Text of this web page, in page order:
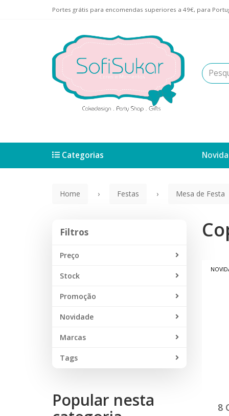
Portes grátis para encomendas superiores a 49€, para
Categorias
Home Festas Mesa de Festa
Filtros
Preço
Stock
Promoção
Novidade
Marcas
Tags
Popular nesta
8